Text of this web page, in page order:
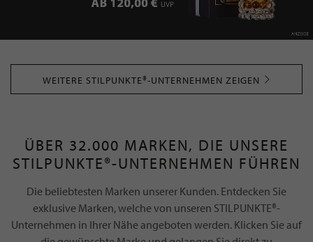
WEITERE STILPUNKTE®-UNTERNEHMEN ZEIGEN
ÜBER 32.000 MARKEN, DIE UNSERE
STILPUNKTE®-UNTERNEHMEN FÜHREN
Die beliebtesten Marken unserer Kunden. Entdecken Sie
exklusive Marken, welche von unseren STILPUNKTE®-
Unternehmen in Ihrer Nähe angeboten werden. Klicken Sie auf